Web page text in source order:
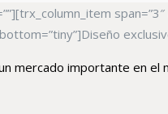
bottom=”tiny”]Diseño
mercado importante en